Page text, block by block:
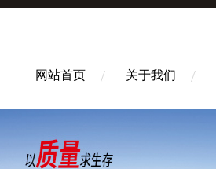
网站首页 关于我们